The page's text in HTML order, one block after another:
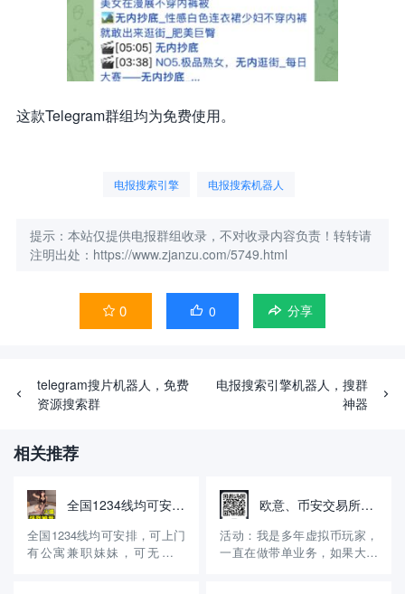
这款Telegram群组均为免费使用。
电报搜索引擎 电报搜索机器人
提示：本站仅提供电报群组收录，不对收录内容负责！转转请
注明出处：https://www.zjanzu.com/5749.html
 0  0 分享
telegram搜片机器人，免费
资源搜索群
电报搜索引擎机器人，搜群
神器
相关推荐
全国1234线均可安排，无定金，先做后付自带公寓火鱼号:WE8866
全国1234线均可安排，可上门
有公寓兼职妹妹，可无套内
欧意、币安交易所邀请码，享受30%的返佣！
活动：我是多年虚拟币玩家，
一直在做带单业务，如果大家